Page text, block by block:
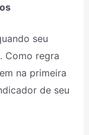
seu
Como regra
na primeira
de seu